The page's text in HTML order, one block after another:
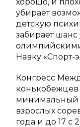
убирает
детскую
забирает шанс
Навку «Спорт-
Конгресс
минимальный
взрослых
года и до 17 с